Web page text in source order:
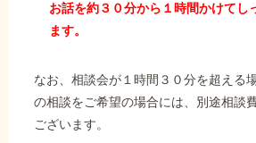
お話を約３０分から１時間かけてし
ます。
なお、相談会が１時間３０分を超える
の相談をご希望の場合には、別途相談
ございます。